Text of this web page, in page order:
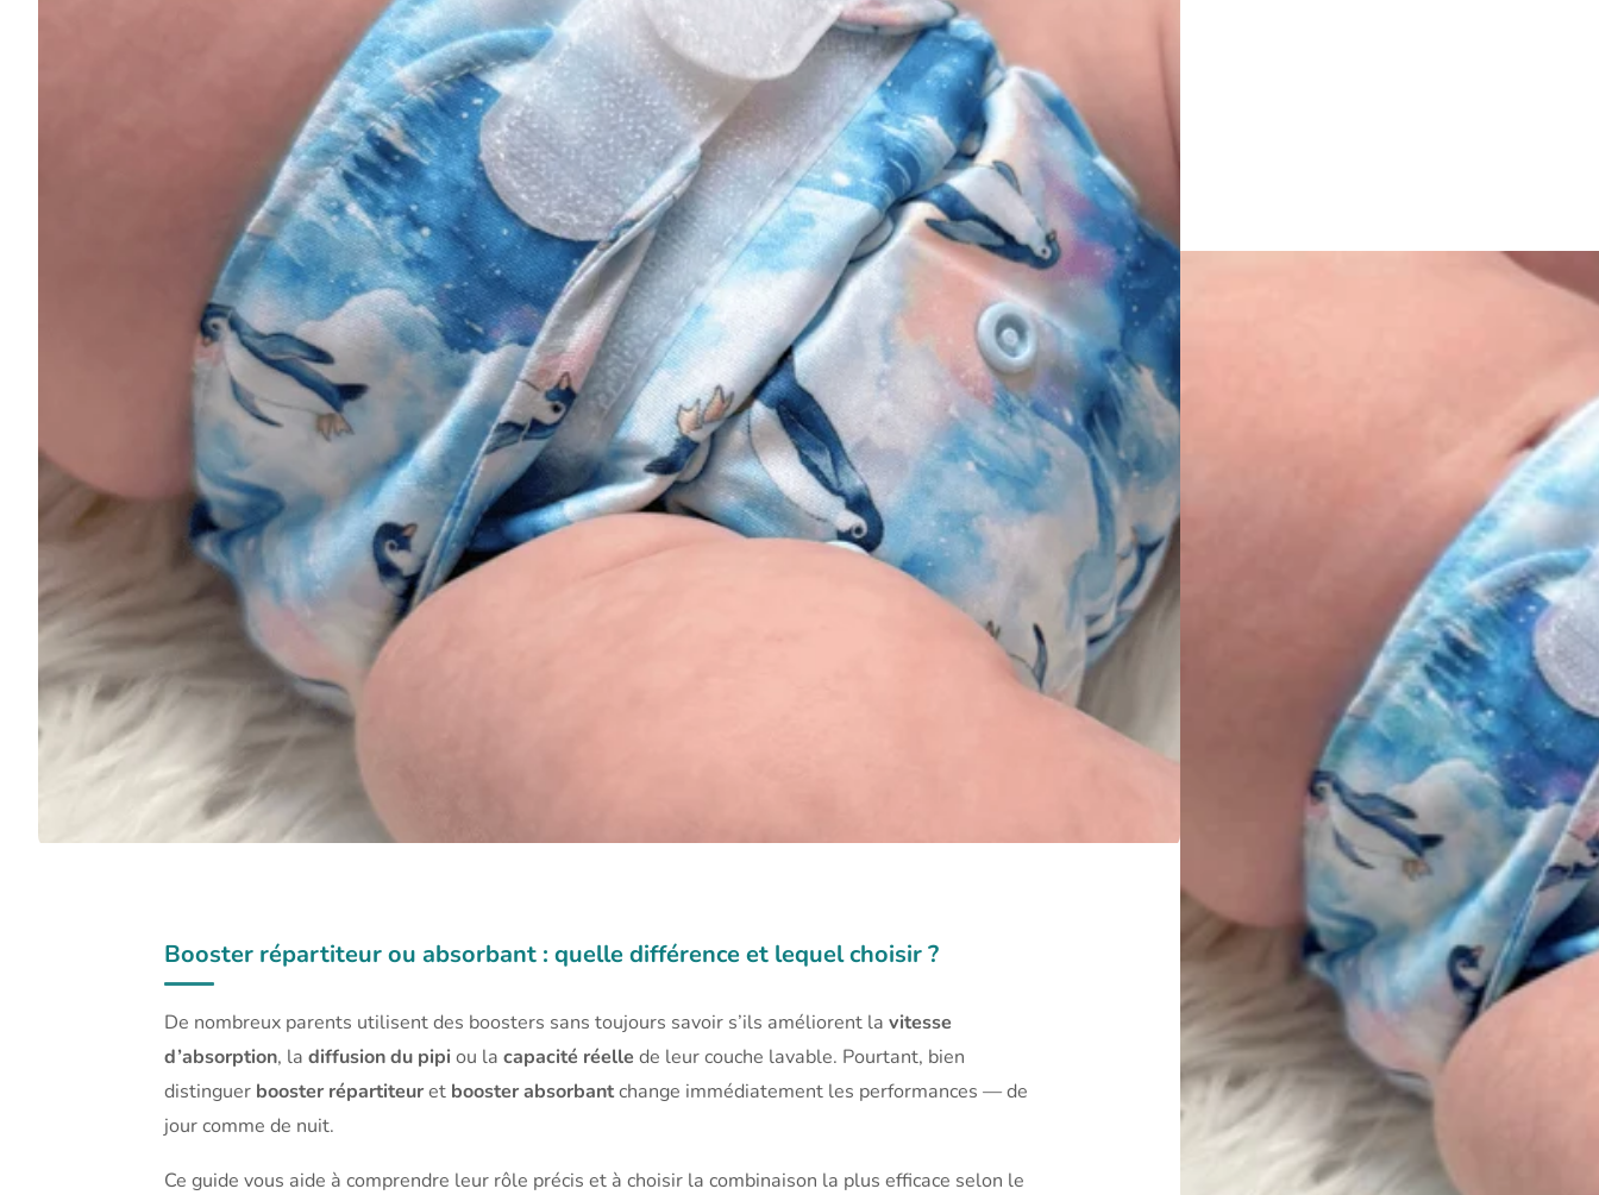
répartiteur
absorbant
Booster répartiteur ou absorbant : quelle différence et lequel choisir ?
De nombreux parents utilisent des boosters sans toujours savoir s’ils améliorent la vitesse
d’absorption, la diffusion du pipiou la capacité réelle de leur couche lavable. Pourtant, bien
distinguer booster répartiteuret booster absorbantchange immédiatement les performances — de
jour comme de nuit.
Ce guide vous aide à comprendre leur rôle précis et à choisir la combinaison la plus efficace selon le